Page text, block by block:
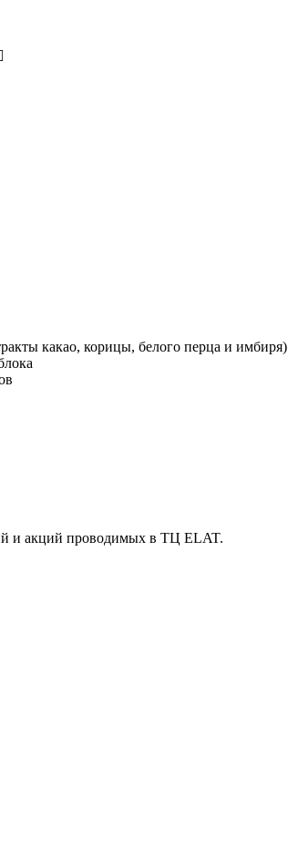
какао, корицы, белого перца и имбиря)
и акций проводимых в ТЦ ELAT.